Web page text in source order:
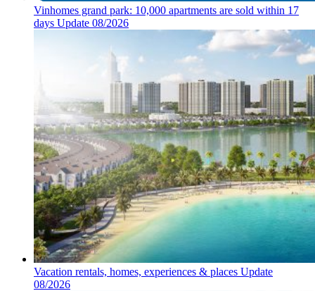
Vinhomes grand park: 10,000 apartments are sold within 17
days Update 08/2026
Vacation rentals, homes, experiences & places Update
08/2026